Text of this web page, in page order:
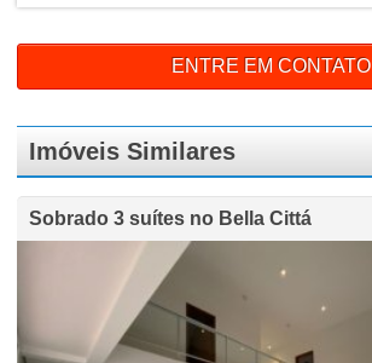
ENTRE EM CONTATO
Imóveis Similares
Sobrado 3 suítes no Bella Cittá